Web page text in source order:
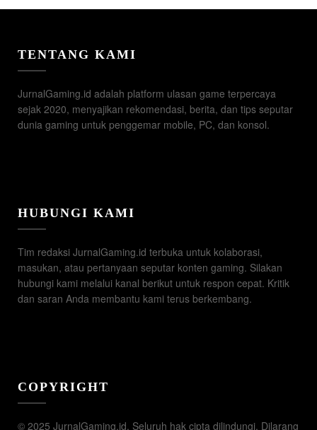
TENTANG KAMI
JurnalGaming.id adalah platform ulasan game terpercaya
sejak 2020, menyajikan rekomendasi, berita, dan tips seputar
dunia gaming untuk penggemar mobile, PC, dan konsol.
HUBUNGI KAMI
Tim redaksi JurnalGaming.id terbuka untuk kolaborasi,
masukan, atau pertanyaan seputar konten gaming. Silakan
hubungi kami melalui kanal berikut untuk respon cepat. Kritik
dan saran Anda membantu kami terus berkembang.
COPYRIGHT
© 2025 JurnalGaming.id. Seluruh hak cipta dilindungi. Dilarang